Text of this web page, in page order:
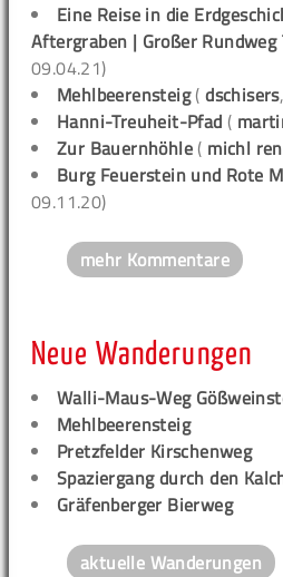
Eine Reise in die
Aftergraben | Großer Rundweg
09.04.21)
Mehlbeerensteig(dschisers
Hanni-Treuheit-Pfad (
Zur Bauernhöhle ( michl
Burg Feuerstein und Rote
09.11.20)
mehr Kommentare
Neue Wanderungen
Walli-Maus-Weg
Mehlbeerensteig
Pretzfelder Kirschenweg
Spaziergang durch den
Gräfenberger Bierweg
aktuelle Wanderungen